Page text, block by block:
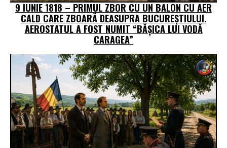
9 IUNIE 1818 – PRIMUL ZBOR CU UN BALON CU AER
CALD CARE ZBOARĂ DEASUPRA BUCUREȘTIULUI.
AEROSTATUL A FOST NUMIT “BĂȘICA LUI VODĂ
CARAGEA”